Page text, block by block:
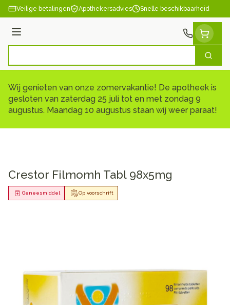
Ga naar de inhoud
Veilige betalingen Apothekersadvies Snelle beschikbaarheid
Menu
Zoek
Wij genieten van onze zomervakantie! De apotheek is
gesloten van zaterdag 25 juli tot en met zondag 9
augustus. Maandag 10 augustus staan wij weer paraat!
Crestor Filmomh Tabl 98x5mg
Op voorschrift
Geneesmiddel